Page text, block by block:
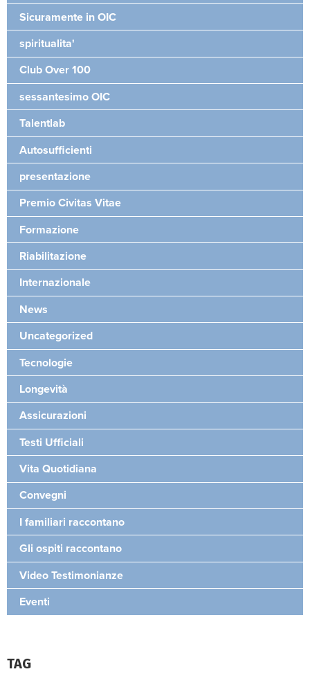
Sicuramente in OIC
spiritualita'
Club Over 100
sessantesimo OIC
Talentlab
Autosufficienti
presentazione
Premio Civitas Vitae
Formazione
Riabilitazione
Internazionale
News
Uncategorized
Tecnologie
Longevità
Assicurazioni
Testi Ufficiali
Vita Quotidiana
Convegni
I familiari raccontano
Gli ospiti raccontano
Video Testimonianze
Eventi
TAG